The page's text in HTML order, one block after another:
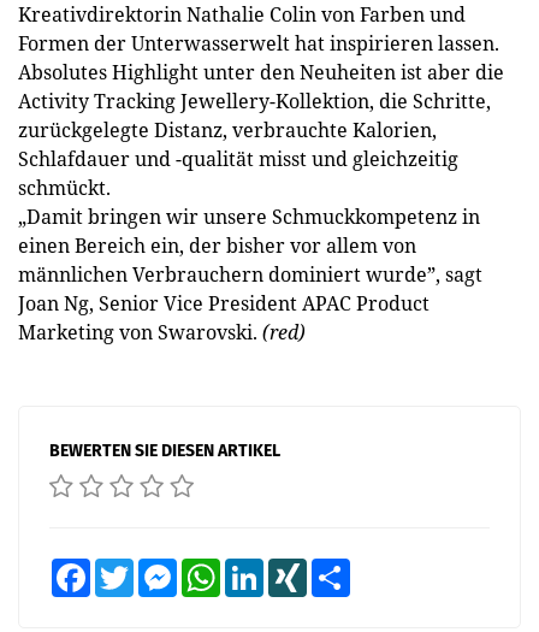
Kreativdirektorin Nathalie Colin von Farben und
Formen der Unterwasserwelt hat inspirieren lassen.
Absolutes Highlight unter den Neuheiten ist aber die
Activity Tracking Jewellery-Kollektion, die Schritte,
zurückgelegte Distanz, verbrauchte Kalorien,
Schlafdauer und -qualität misst und gleichzeitig
schmückt.
„Damit bringen wir unsere Schmuckkompetenz in
einen Bereich ein, der bisher vor allem von
männlichen Verbrauchern dominiert wurde”, sagt
Joan Ng, Senior Vice President APAC Product
Marketing von Swarovski. (red)
BEWERTEN SIE DIESEN ARTIKEL
FacebookTwitter MessengerWhatsAppLinkedInXING